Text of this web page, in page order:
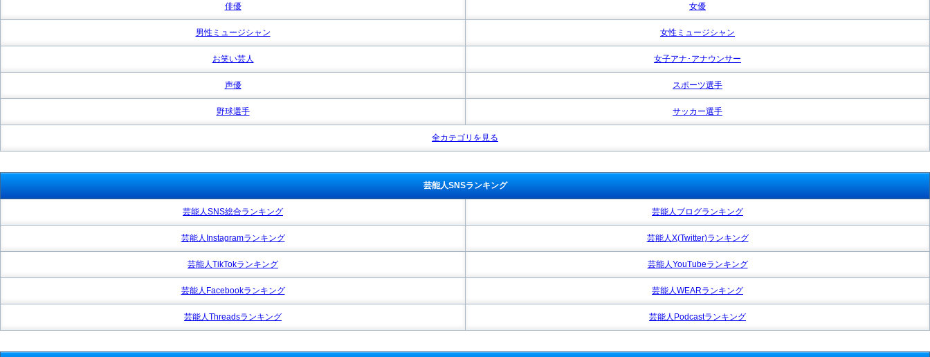
俳優 女優
男性ミュージシャン 女性ミュージシャン
お笑い芸人 女子アナ･アナウンサー
声優 スポーツ選手
野球選手 サッカー選手
全カテゴリを見る
芸能人SNSランキング
芸能人SNS総合ランキング 芸能人ブログランキング
芸能人Instagramランキング 芸能人X(Twitter)ランキング
芸能人TikTokランキング 芸能人YouTubeランキング
芸能人Facebookランキング 芸能人WEARランキング
芸能人Threadsランキング 芸能人Podcastランキング